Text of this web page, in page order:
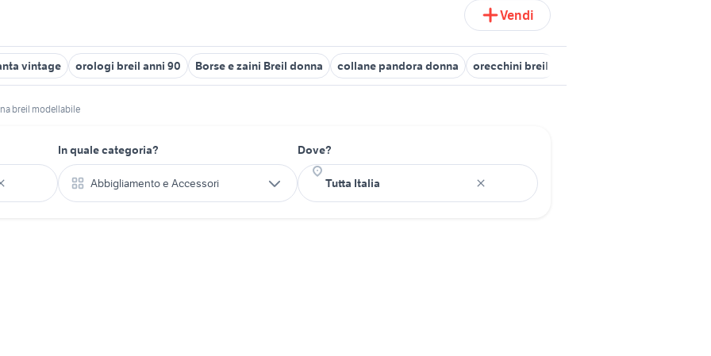
Vendi
vintage orologi breil anni 90 Borse e zaini Breil donna collane pandora donna orecchini breil
breil modellabile
In quale categoria?
Abbigliamento e Accessori
Dove?